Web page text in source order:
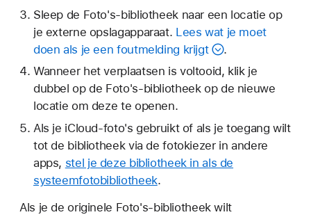
Sleep de Foto's-bibliotheek naar een locatie op
je externe opslagapparaat. Lees wat je moet
doen als je een foutmelding krijgt
.
Wanneer het verplaatsen is voltooid, klik je
dubbel op de Foto's-bibliotheek op de nieuwe
locatie om deze te openen.
Als je iCloud-foto's gebruikt of als je toegang wilt
tot de bibliotheek via de fotokiezer in andere
apps, stel je deze bibliotheek in als de
systeemfotobibliotheek.
Als je de originele Foto's-bibliotheek wilt